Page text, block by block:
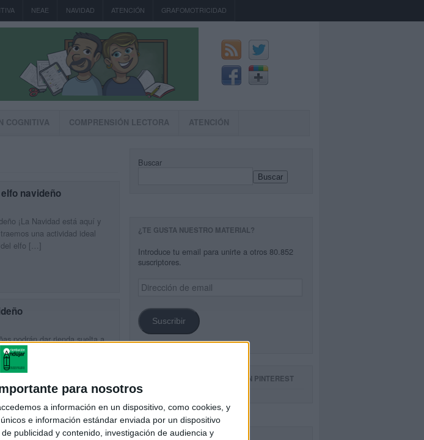
para nosotros
a información en un dispositivo, como cookies, y
e información estándar enviada por un dispositivo
publicidad y contenido, investigación de audiencia y
NEAE NAVIDAD ATENCIÓN GRAFOMOTRICIDAD
COGNITIVA COMPRENSIÓN LECTORA ATENCIÓN
navideño
¡La Navidad está aquí y
una actividad ideal
del elfo […]
podrán dar rienda suelta a
propio elfo navideño.Se
Buscar
Buscar
¿TE GUSTA NUESTRO MATERIAL?
Introduce tu email para unirte a otros 80.852
suscriptores.
Dirección
de
Suscribir
SIGUE NUESTROS TABLEROS EN PINTEREST